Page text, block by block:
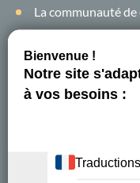
La communauté
Suivez-nous sur
les
réseaux sociaux !
Nous contacter